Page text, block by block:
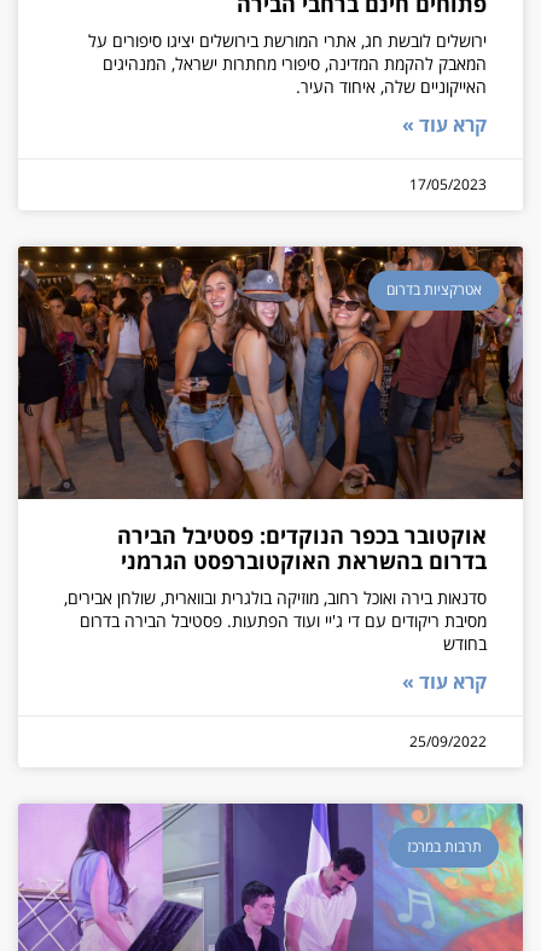
ירושלים לובשת חג, אתרי המורשת בירושלים יציגו סיפורים על
המאבק להקמת המדינה, סיפורי מחתרות ישראל, המנהיגים
האייקוניים שלה, איחוד העיר.
קרא עוד »
17/05/2023
אטרקציות בדרום
אוקטובר בכפר הנוקדים: פסטיבל הבירה
בדרום בהשראת האוקטוברפסט הגרמני
סדנאות בירה ואוכל רחוב, מוזיקה בולגרית ובווארית, שולחן אבירים,
מסיבת ריקודים עם די ג'יי ועוד הפתעות. פסטיבל הבירה בדרום
בחודש
קרא עוד »
25/09/2022
תרבות במרכז